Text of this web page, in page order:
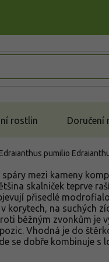
rostlin Doručení
pumilio
mezi kameny
skalniček teprve
přisedlé
korytech, na suchých
běžným zvonkům je
Vhodná je do
se dobře kombinuje s